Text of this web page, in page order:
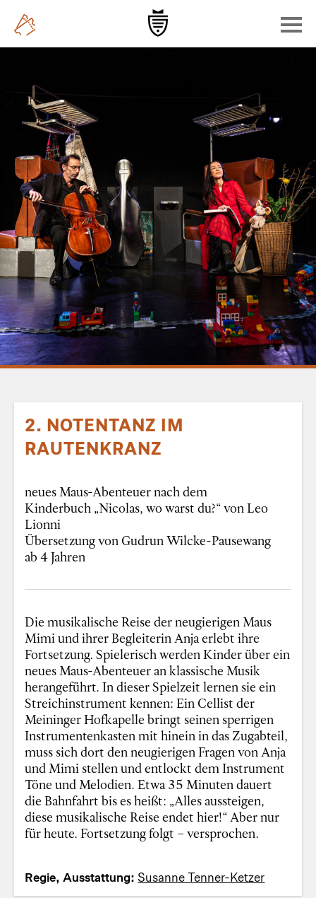
2. NOTENTANZ IM
RAUTENKRANZ
neues Maus-Abenteuer nach dem
Kinderbuch „Nicolas, wo warst du?“ von Leo
Lionni
Übersetzung von Gudrun Wilcke-Pausewang
ab 4 Jahren
Die musikalische Reise der neugierigen Maus
Mimi und ihrer Begleiterin Anja erlebt ihre
Fortsetzung. Spielerisch werden Kinder über ein
neues Maus-Abenteuer an klassische Musik
herangeführt. In dieser Spielzeit lernen sie ein
Streichinstrument kennen: Ein Cellist der
Meininger Hofkapelle bringt seinen sperrigen
Instrumentenkasten mit hinein in das Zugabteil,
muss sich dort den neugierigen Fragen von Anja
und Mimi stellen und entlockt dem Instrument
Töne und Melodien. Etwa 35 Minuten dauert
die Bahnfahrt bis es heißt: „Alles aussteigen,
diese musikalische Reise endet hier!“ Aber nur
für heute. Fortsetzung folgt – versprochen.
Regie, Ausstattung: Susanne Tenner-Ketzer